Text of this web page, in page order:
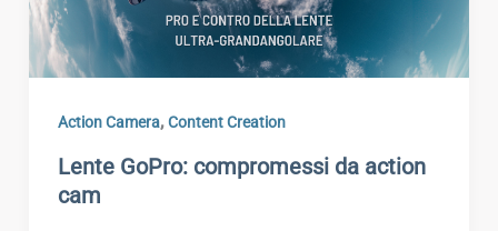
Action Camera,Content Creation
Lente GoPro: compromessi da action
cam